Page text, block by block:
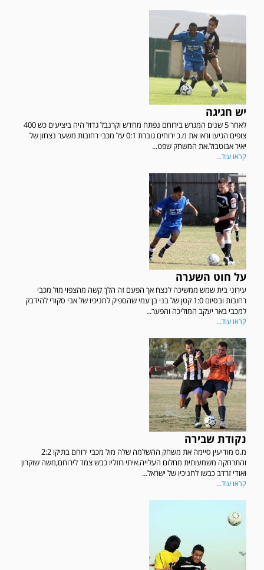
יש חגיגה
לאחר 5 שנים המגרש בירוחם נפתח מחדש וקרנבל גדול היה ביציעים כש 400
צופים הגיעו וראו את מ.כ ירוחים גוברת 0:1 על מכבי רחובות משער נצחון של
יאיר אבוטבול.את המשחק שפט...
קראו עוד...
על חוט השערה
עירוני בית שמש ממשיכה לנצח אך הפעם זה הלך קשה מהצפוי מול מכבי
רחובות ובסיום 1:0 קטן של בני בן עמי שהספיק לחניכיו של אבי סקורי להידבק
למכבי באר יעקב המוליכה והפער...
קראו עוד...
נקודת שבירה
מ.ס מודיעין סיימה את משחק ההשלמה שלה מול מכבי ירוחם בתיקו 2:2
והתרחקה משמעותית מחלום העלייה.איתי רוזליו כבש צמד לירוחם,משה שוקרון
ואודי זרדב כבשו לחניכיו של ישראל...
קראו עוד...